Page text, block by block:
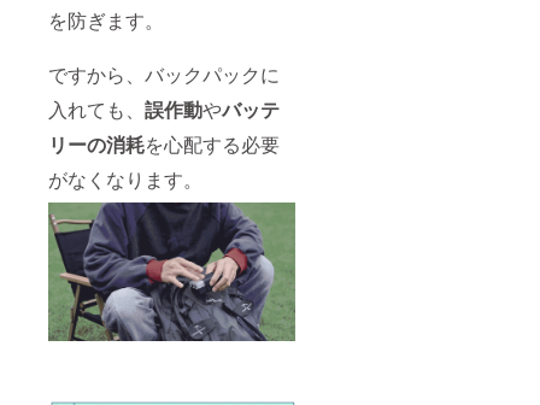
を防ぎます。
ですから、バックパックに
入れても、 誤作動やバッテ
リーの消耗を心配する必要
がなくなります。